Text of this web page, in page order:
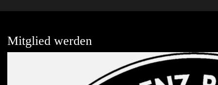
Mitglied werden